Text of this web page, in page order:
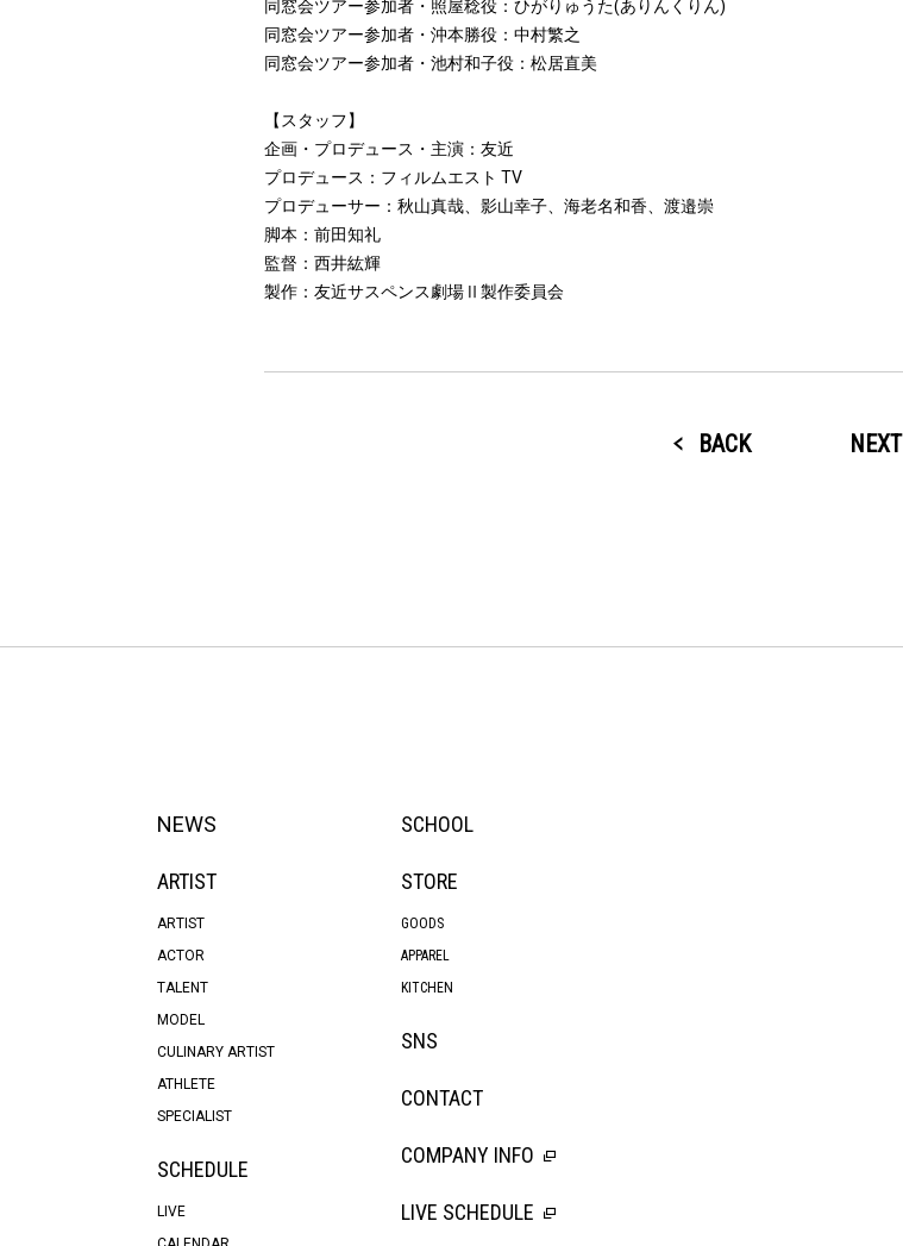
同窓会ツアー参加者・照屋稔役：ひがりゅうた(ありんくりん)
同窓会ツアー参加者・沖本勝役：中村繁之
同窓会ツアー参加者・池村和子役：松居直美
【スタッフ】
企画・プロデュース・主演：友近
プロデュース：フィルムエスト TV
プロデューサー：秋山真哉、影山幸子、海老名和香、渡邉崇
脚本：前田知礼
監督：西井紘輝
製作：友近サスペンス劇場Ⅱ製作委員会
BACK NEXT
NEWS
ARTIST
ARTIST
ACTOR
TALENT
MODEL
CULINARY ARTIST
ATHLETE
SPECIALIST
SCHEDULE
LIVE
SCHOOL
STORE
GOODS
APPAREL
KITCHEN
SNS
CONTACT
COMPANY INFO
LIVE SCHEDULE